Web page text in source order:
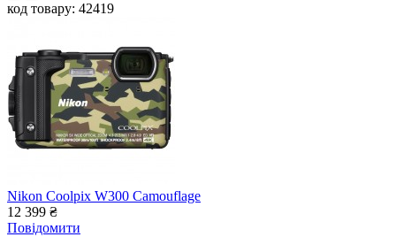
код товару: 42419
Nikon Coolpix W300 Camouflage
12 399 ₴
Повідомити